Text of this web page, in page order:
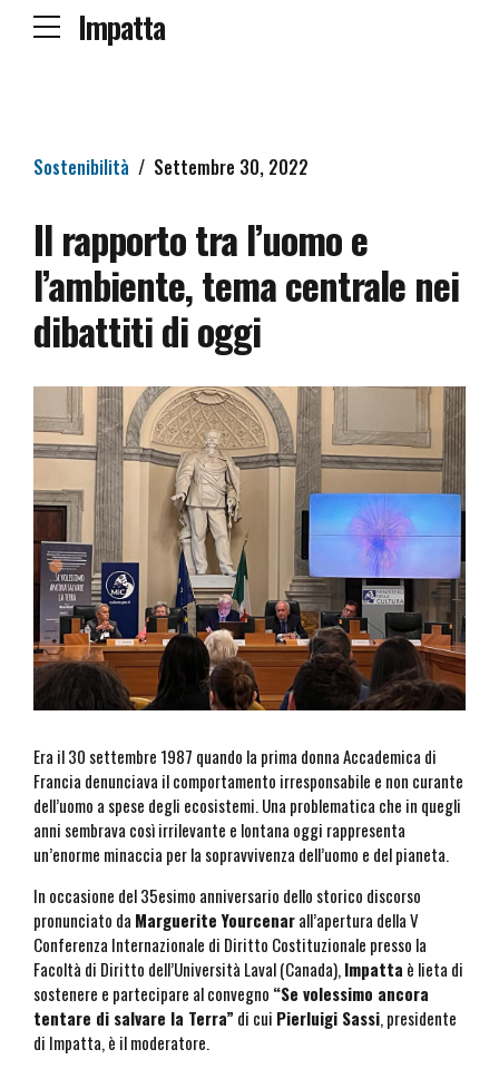
Impatta
Sostenibilità Settembre 30, 2022
Il rapporto tra l’uomo e
l’ambiente, tema centrale nei
dibattiti di oggi
Era il 30 settembre 1987 quando la prima donna Accademica di
Francia denunciava il comportamento irresponsabile e non curante
dell’uomo a spese degli ecosistemi. Una problematica che in quegli
anni sembrava così irrilevante e lontana oggi rappresenta
un’enorme minaccia per la sopravvivenza dell’uomo e del pianeta.
In occasione del 35esimo anniversario dello storico discorso
pronunciato da Marguerite Yourcenarall’apertura della V
Conferenza Internazionale di Diritto Costituzionale presso la
Facoltà di Diritto dell’Università Laval (Canada),Impatta è lieta di
sostenere e partecipare al convegno “Se volessimo ancora
tentare di salvare la Terra” di cui Pierluigi Sassi, presidente
di Impatta, è il moderatore.